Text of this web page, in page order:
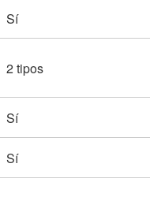
Sí
2 tipos
Sí
Sí